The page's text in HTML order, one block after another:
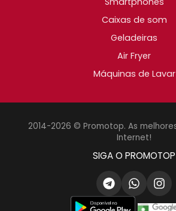
Caixas de som
Geladeiras
Air Fryer
Máquinas de Lavar
2014-2026 © Promotop. As
Internet!
SIGA O PROMOTOP